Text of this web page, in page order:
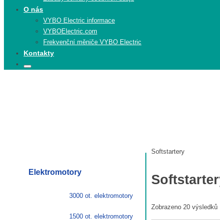
O nás
VYBO Electric informace
VYBOElectric.com
Frekvenční měniče VYBO Electric
Kontakty
Search
Search
Elektromotory
Softstartery
Zobrazeno 20 výsledků
Elektromotory
3000 ot. elektromotory
1500 ot. elektromotory